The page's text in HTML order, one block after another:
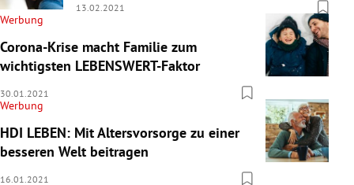
13.02.2021
Werbung
Corona-Krise macht Familie zum
wichtigsten LEBENSWERT-Faktor
30.01.2021
Werbung
HDI LEBEN: Mit Altersvorsorge zu einer
besseren Welt beitragen
16.01.2021